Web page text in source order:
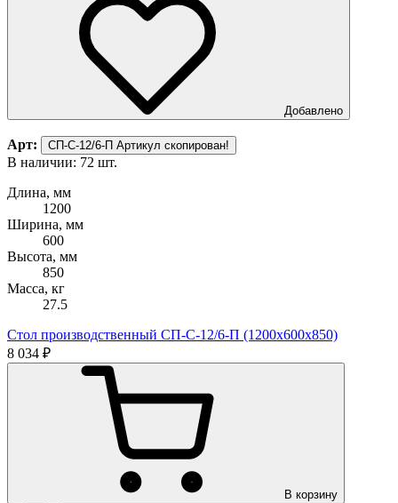
Добавлено
Арт: СП-С-12/6-П Артикул скопирован!
В наличии: 72 шт.
Длина, мм
1200
Ширина, мм
600
Высота, мм
850
Масса, кг
27.5
Стол производственный СП-С-12/6-П (1200х600х850)
8 034 ₽
В корзину